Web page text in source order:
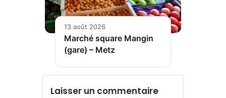
13 août 2026
Marché square Mangin
(gare) – Metz
Laisser un commentaire